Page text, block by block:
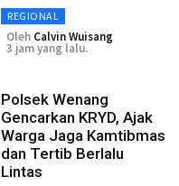
REGIONAL
Oleh Calvin Wuisang
3 jam yang lalu.
Polsek Wenang
Gencarkan KRYD, Ajak
Warga Jaga Kamtibmas
dan Tertib Berlalu
Lintas